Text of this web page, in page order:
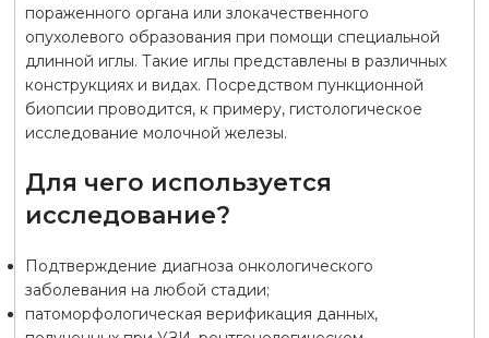
пораженного органа или злокачественного
опухолевого образования при помощи специальной
длинной иглы. Такие иглы представлены в различных
конструкциях и видах. Посредством пункционной
биопсии проводится, к примеру, гистологическое
исследование молочной железы.
Для чего используется
исследование?
Подтверждение диагноза онкологического
заболевания на любой стадии;
патоморфологическая верификация данных,